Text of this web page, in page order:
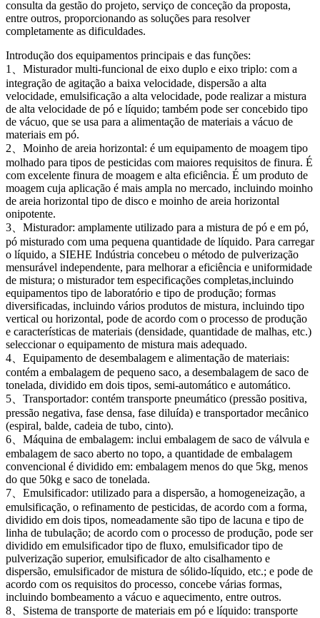
consulta da gestão do projeto, serviço de conceção da proposta,
entre outros, proporcionando as soluções para resolver
completamente as dificuldades.
Introdução dos equipamentos principais e das funções:
1、Misturador multi-funcional de eixo duplo e eixo triplo: com a
integração de agitação a baixa velocidade, dispersão a alta
velocidade, emulsificação a alta velocidade, pode realizar a mistura
de alta velocidade de pó e líquido; também pode ser concebido tipo
de vácuo, que se usa para a alimentação de materiais a vácuo de
materiais em pó.
2、Moinho de areia horizontal: é um equipamento de moagem tipo
molhado para tipos de pesticidas com maiores requisitos de finura. É
com excelente finura de moagem e alta eficiência. É um produto de
moagem cuja aplicação é mais ampla no mercado, incluindo moinho
de areia horizontal tipo de disco e moinho de areia horizontal
onipotente.
3、Misturador: amplamente utilizado para a mistura de pó e em pó,
pó misturado com uma pequena quantidade de líquido. Para carregar
o líquido, a SIEHE Indústria concebeu o método de pulverização
mensurável independente, para melhorar a eficiência e uniformidade
de mistura; o misturador tem especificações completas,incluindo
equipamentos tipo de laboratório e tipo de produção; formas
diversificadas, incluindo vários produtos de mistura, incluindo tipo
vertical ou horizontal, pode de acordo com o processo de produção
e características de materiais (densidade, quantidade de malhas, etc.)
seleccionar o equipamento de mistura mais adequado.
4、Equipamento de desembalagem e alimentação de materiais:
contém a embalagem de pequeno saco, a desembalagem de saco de
tonelada, dividido em dois tipos, semi-automático e automático.
5、Transportador: contém transporte pneumático (pressão positiva,
pressão negativa, fase densa, fase diluída) e transportador mecânico
(espiral, balde, cadeia de tubo, cinto).
6、Máquina de embalagem: inclui embalagem de saco de válvula e
embalagem de saco aberto no topo, a quantidade de embalagem
convencional é dividido em: embalagem menos do que 5kg, menos
do que 50kg e saco de tonelada.
7、Emulsificador: utilizado para a dispersão, a homogeneização, a
emulsificação, o refinamento de pesticidas, de acordo com a forma,
dividido em dois tipos, nomeadamente são tipo de lacuna e tipo de
linha de tubulação; de acordo com o processo de produção, pode ser
dividido em emulsificador tipo de fluxo, emulsificador tipo de
pulverização superior, emulsificador de alto cisalhamento e
dispersão, emulsificador de mistura de sólido-líquido, etc.; e pode de
acordo com os requisitos do processo, concebe várias formas,
incluindo bombeamento a vácuo e aquecimento, entre outros.
8、Sistema de transporte de materiais em pó e líquido: transporte